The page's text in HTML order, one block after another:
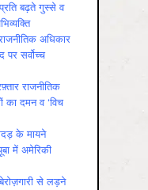
बढ़ते गुस्‍से व
अधिकार
सर्वोच्च
राजनीतिक
का दमन व ‘विच
के मायने
में अमेरिकी
से लड़ने